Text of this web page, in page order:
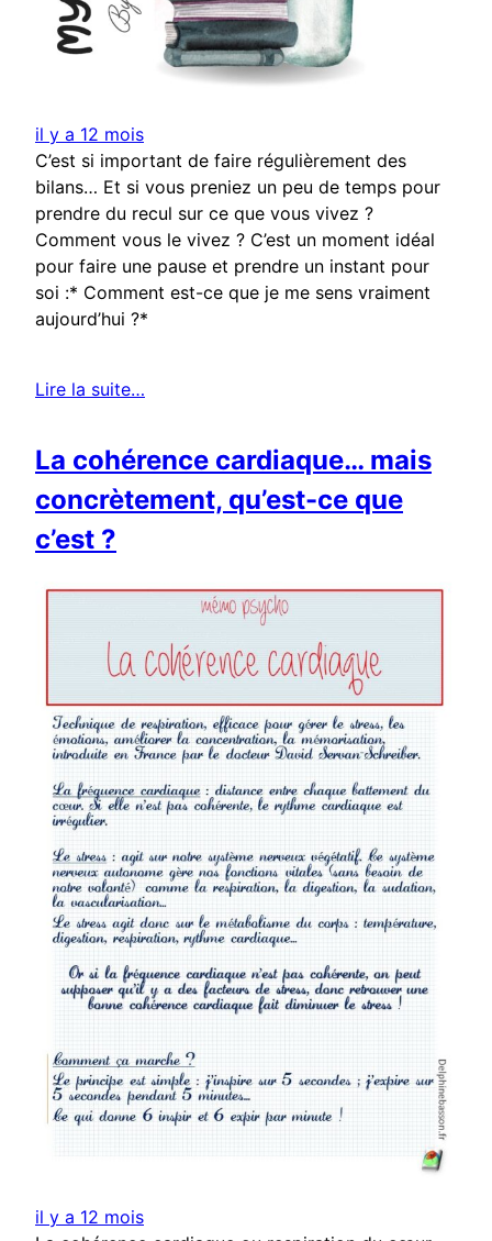
il y a 12 mois
C’est si important de faire régulièrement des
bilans… Et si vous preniez un peu de temps pour
prendre du recul sur ce que vous vivez ?
Comment vous le vivez ? C’est un moment idéal
pour faire une pause et prendre un instant pour
soi :* Comment est-ce que je me sens vraiment
aujourd’hui ?*
Lire la suite…
La cohérence cardiaque… mais
concrètement, qu’est-ce que
c’est ?
il y a 12 mois